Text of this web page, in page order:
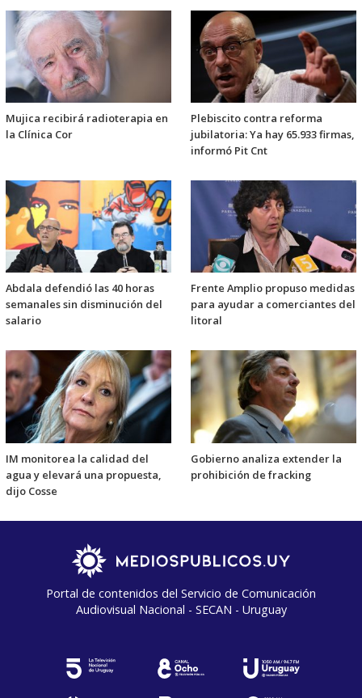
Mujica recibirá radioterapia en
la Clínica Cor
Plebiscito contra reforma
jubilatoria: Ya hay 65.933 firmas,
informó Pit Cnt
Abdala defendió las 40 horas
semanales sin disminución del
salario
Frente Amplio propuso medidas
para ayudar a comerciantes del
litoral
IM monitorea la calidad del
agua y elevará una propuesta,
dijo Cosse
Gobierno analiza extender la
prohibición de fracking
Portal de contenidos del Servicio de Comunicación
Audiovisual Nacional - SECAN - Uruguay